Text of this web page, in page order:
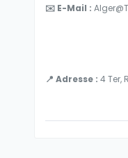
✉️ E-Mail :
📍 Adresse : 4 Ter,